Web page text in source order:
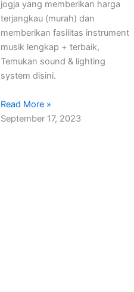
jogja yang memberikan harga
terjangkau (murah) dan
memberikan fasilitas instrument
musik lengkap + terbaik,
Temukan sound & lighting
system disini.
Read More »
September 17, 2023